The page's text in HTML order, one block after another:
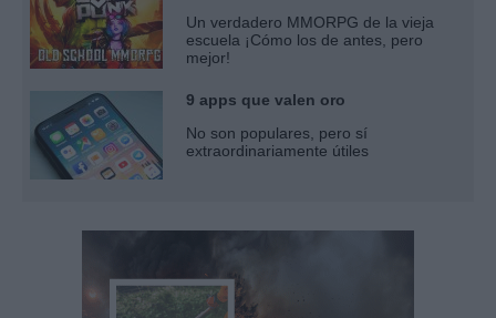
Un verdadero MMORPG de la vieja
escuela ¡Cómo los de antes, pero
mejor!
9 apps que valen oro
No son populares, pero sí
extraordinariamente útiles